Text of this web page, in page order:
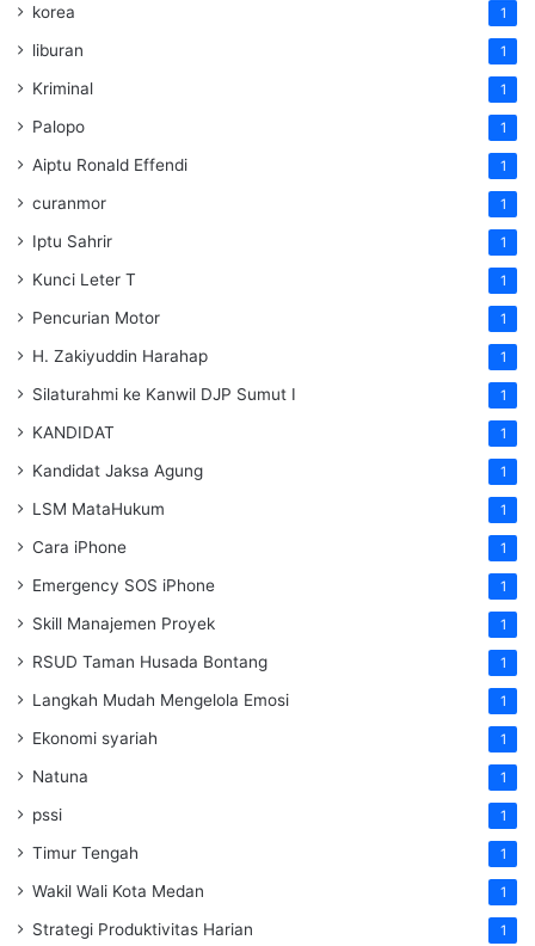
korea 1
liburan 1
Kriminal 1
Palopo 1
Aiptu Ronald Effendi 1
curanmor 1
Iptu Sahrir 1
Kunci Leter T 1
Pencurian Motor 1
H. Zakiyuddin Harahap 1
Silaturahmi ke Kanwil DJP Sumut I 1
KANDIDAT 1
Kandidat Jaksa Agung 1
LSM MataHukum 1
Cara iPhone 1
Emergency SOS iPhone 1
Skill Manajemen Proyek 1
RSUD Taman Husada Bontang 1
Langkah Mudah Mengelola Emosi 1
Ekonomi syariah 1
Natuna 1
pssi 1
Timur Tengah 1
Wakil Wali Kota Medan 1
Strategi Produktivitas Harian 1